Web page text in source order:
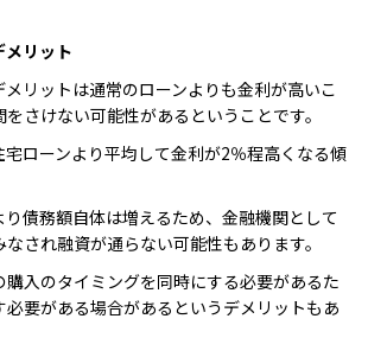
メリット
リットは通常のローンよりも金利が高いこ
さけない可能性があるということです。
ローンより平均して金利が2％程高くなる傾
債務額自体は増えるため、金融機関として
され融資が通らない可能性もあります。
購入のタイミングを同時にする必要があるた
必要がある場合があるというデメリットもあ